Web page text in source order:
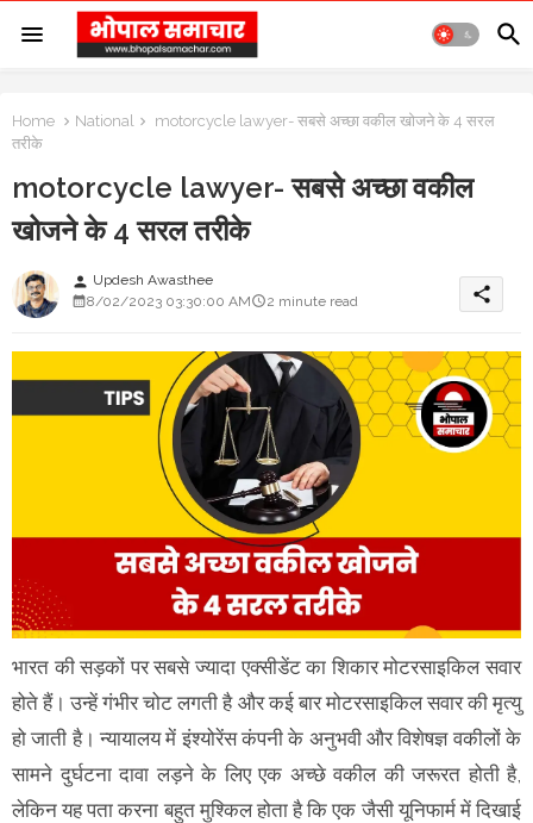
Home National
motorcycle lawyer- सबसे अच्छा वकील खोजने के 4 सरल
तरीके
motorcycle lawyer- सबसे अच्छा वकील
खोजने के 4 सरल तरीके
person Updesh Awasthee
8/02/2023 03:30:00 AM
2 minute read share
भारत की सड़कों पर सबसे ज्यादा एक्सीडेंट का शिकार मोटरसाइकिल सवार
होते हैं। उन्हें गंभीर चोट लगती है और कई बार मोटरसाइकिल सवार की मृत्यु
हो जाती है। न्यायालय में इंश्योरेंस कंपनी के अनुभवी और विशेषज्ञ वकीलों के
सामने दुर्घटना दावा लड़ने के लिए एक अच्छे वकील की जरूरत होती है,
लेकिन यह पता करना बहुत मुश्किल होता है कि एक जैसी यूनिफार्म में दिखाई